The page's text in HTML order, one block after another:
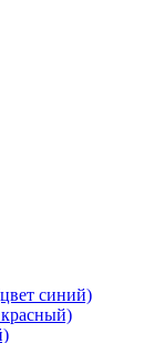
синий)